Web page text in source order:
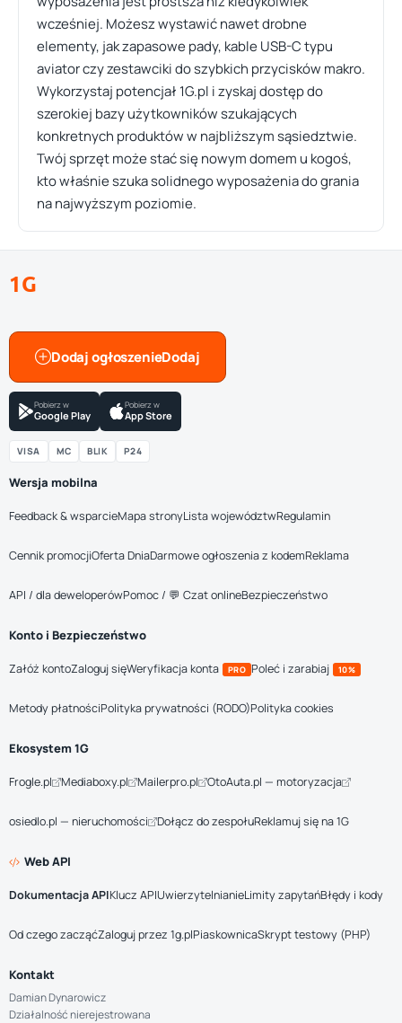
wcześniej. Możesz wystawić nawet drobne
elementy, jak zapasowe pady, kable USB-C typu
aviator czy zestawciki do szybkich przycisków makro.
Wykorzystaj potencjał 1G.pl i zyskaj dostęp do
szerokiej bazy użytkowników szukających
konkretnych produktów w najbliższym sąsiedztwie.
Twój sprzęt może stać się nowym domem u kogoś,
kto właśnie szuka solidnego wyposażenia do grania
na najwyższym poziomie.
1G
Dodaj ogłoszenie
Pobierz w
Google Play
Pobierz w
App Store
VISA MC BLIK P24
Wersja mobilna
Feedback & wsparcieMapa stronyLista województwRegulamin
Cennik promocjiOferta DniaDarmowe ogłoszenia z kodemReklama
API / dla deweloperówPomoc / 💬 Czat onlineBezpieczeństwo
Konto i Bezpieczeństwo
Załóż kontoZaloguj sięWeryfikacja konta PRO Poleć i zarabiaj 10%
Metody płatnościPolityka prywatności (RODO)Polityka cookies
Ekosystem 1G
Frogle.pl Mediaboxy.pl Mailerpro.pl OtoAuta.pl — motoryzacja
osiedlo.pl — nieruchomości Dołącz do zespołuReklamuj się na 1G
Web API
Dokumentacja APIKlucz APIUwierzytelnianieLimity zapytańBłędy i kody
Od czego zacząćZaloguj przez 1g.plPiaskownicaSkrypt testowy (PHP)
Kontakt
Damian Dynarowicz
Działalność nierejestrowana